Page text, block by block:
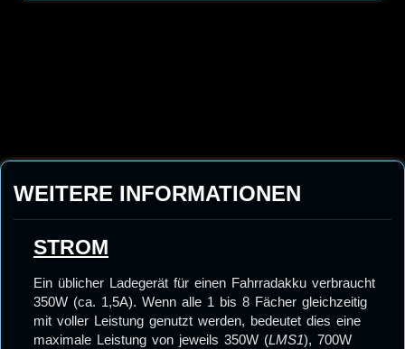
WEITERE INFORMATIONEN
STROM
Ein üblicher Ladegerät für einen Fahrradakku verbraucht
350W (ca. 1,5A). Wenn alle 1 bis 8 Fächer gleichzeitig
mit voller Leistung genutzt werden, bedeutet dies eine
maximale Leistung von jeweils 350W (LMS1), 700W